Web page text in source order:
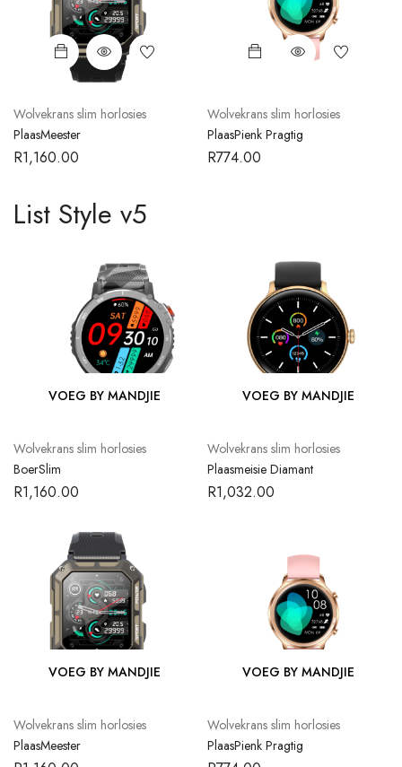
Wolvekrans slim horlosies
PlaasMeester
R1,160.00
Wolvekrans slim horlosies
PlaasPienk Pragtig
R774.00
List Style v5
VOEG BY MANDJIE
Wolvekrans slim horlosies
BoerSlim
R1,160.00
VOEG BY MANDJIE
Wolvekrans slim horlosies
Plaasmeisie Diamant
R1,032.00
VOEG BY MANDJIE
Wolvekrans slim horlosies
PlaasMeester
VOEG BY MANDJIE
Wolvekrans slim horlosies
PlaasPienk Pragtig